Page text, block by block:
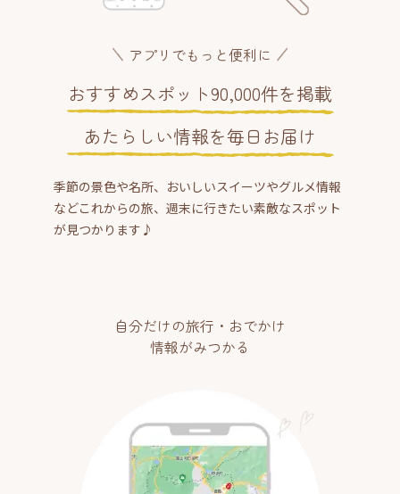
アプリでもっと便利に
おすすめスポット90,000件を掲載
あたらしい情報を毎日お届け
季節の景色や名所、おいしいスイーツやグルメ情報
などこれからの旅、週末に行きたい素敵なスポット
が見つかります♪
自分だけの旅行・おでかけ
情報がみつかる